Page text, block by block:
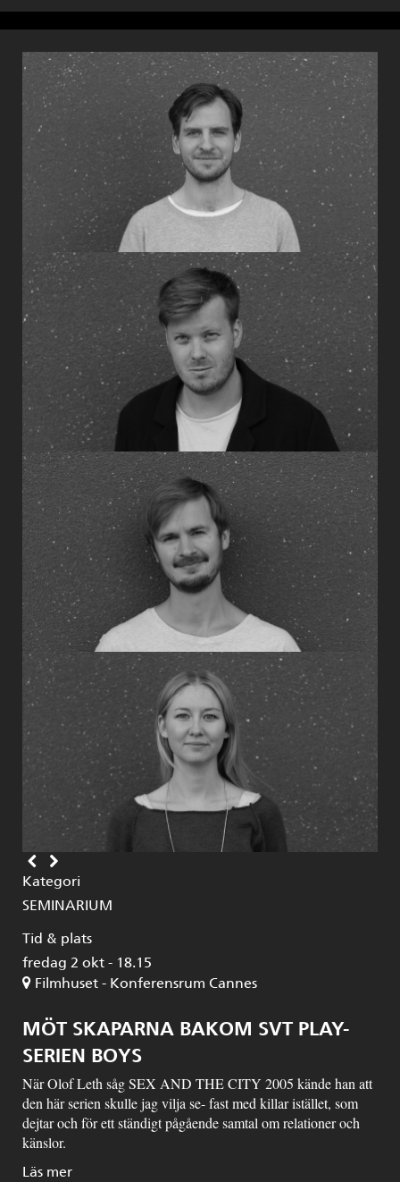
Kategori
SEMINARIUM
Tid & plats
fredag 2 okt - 18.15
Filmhuset - Konferensrum Cannes
MÖT SKAPARNA BAKOM SVT PLAY-
SERIEN BOYS
När Olof Leth såg SEX AND THE CITY 2005 kände han att
den här serien skulle jag vilja se- fast med killar istället, som
dejtar och för ett ständigt pågående samtal om relationer och
känslor.
Läs mer